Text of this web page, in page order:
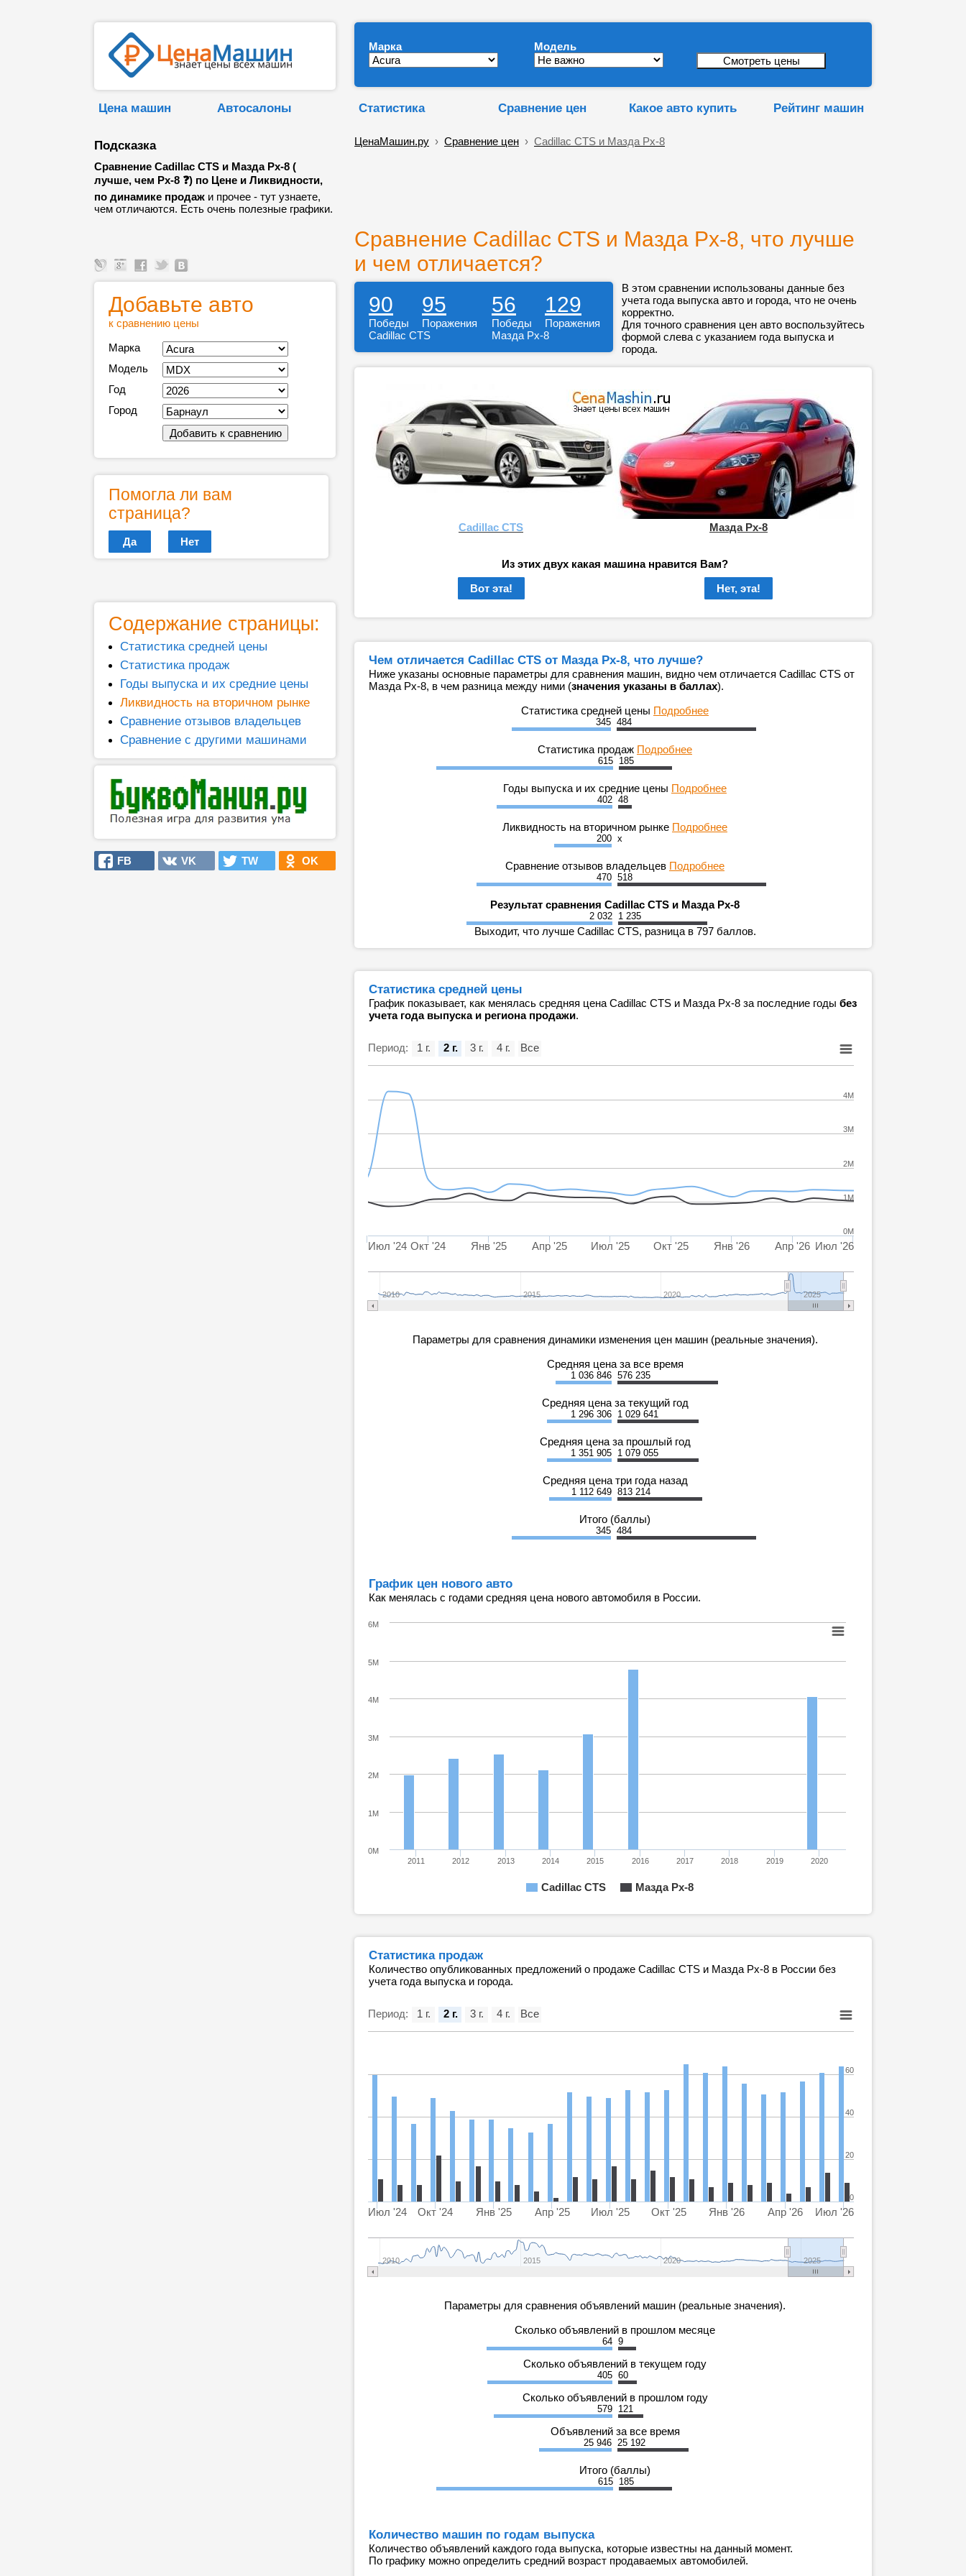
Марка Модель
Цена машин Автосалоны Статистика Сравнение цен Какое авто купить Рейтинг машин
Подсказка
Сравнение Cadillac CTS и Мазда Рх-8 (
лучше, чем Рх-8 ❓) по Цене и Ликвидности,
по динамике продаж и прочее - тут узнаете,
чем отличаются. Есть очень полезные графики.
ЦенаМашин.ру › Сравнение цен › Cadillac CTS и Мазда Рх-8
Сравнение Cadillac CTS и Мазда Рх-8, что лучше
и чем отличается?
Добавьте авто
к сравнению цены
Марка
Модель
Год
Город
Помогла ли вам
страница?
Да Нет
Содержание страницы:
Статистика средней цены
Статистика продаж
Годы выпуска и их средние цены
Ликвидность на вторичном рынке
Сравнение отзывов владельцев
Сравнение с другими машинами
FB VK TW OK
90 95 56 129
Победы Поражения Победы
Поражения
Cadillac CTS
Мазда Рх-8
В этом сравнении использованы данные без
учета года выпуска авто и города, что не очень
корректно.
Для точного сравнения цен авто воспользуйтесь
формой слева с указанием года выпуска и
города.
Cadillac CTS Мазда Рх-8
Из этих двух какая машина нравится Вам?
Вот эта!
Нет, эта!
Чем отличается Cadillac CTS от Мазда Рх-8, что лучше?
Ниже указаны основные параметры для сравнения машин, видно чем отличается Cadillac CTS от
Мазда Рх-8, в чем разница между ними (значения указаны в баллах).
Статистика средней цены Подробнее
345 484
Статистика продаж Подробнее
615 185
Годы выпуска и их средние цены Подробнее
402 48
Ликвидность на вторичном рынке Подробнее
200 x
Сравнение отзывов владельцев Подробнее
470 518
Результат сравнения Cadillac CTS и Мазда Рх-8
2 032 1 235
Выходит, что лучше Cadillac CTS, разница в 797 баллов.
Статистика средней цены
График показывает, как менялась средняя цена Cadillac CTS и Мазда Рх-8 за последние годы без
учета года выпуска и региона продажи.
Период:
Июл '24 Окт '24 Янв '25 Апр '25 Июл '25 Окт '25 Янв '26 Апр '26 Июл '26
2010 2015 2020 2025
1M
2M
3M
4M
0M
1 г. 2 г. 3 г. 4 г. Все
Параметры для сравнения динамики изменения цен машин (реальные значения).
Средняя цена за все время
1 036 846 576 235
Средняя цена за текущий год
1 296 306 1 029 641
Средняя цена за прошлый год
1 351 905 1 079 055
Средняя цена три года назад
1 112 649 813 214
Итого (баллы)
345 484
График цен нового авто
Как менялась с годами средняя цена нового автомобиля в России.
Cadillac CTS Мазда Рх-8
2011 2012 2013 2014 2015 2016 2017 2018 2019 2020
0M
1M
2M
3M
4M
5M
6M
Статистика продаж
Количество опубликованных предложений о продаже Cadillac CTS и Мазда Рх-8 в России без
учета года выпуска и города.
Период:
Июл '24 Окт '24 Янв '25 Апр '25 Июл '25 Окт '25 Янв '26 Апр '26 Июл '26
2010 2015 2020 2025
0
20
40
60
1 г. 2 г. 3 г. 4 г. Все
Параметры для сравнения объявлений машин (реальные значения).
Сколько объявлений в прошлом месяце
64 9
Сколько объявлений в текущем году
405 60
Сколько объявлений в прошлом году
579 121
Объявлений за все время
25 946 25 192
Итого (баллы)
615 185
Количество машин по годам выпуска
Количество объявлений каждого года выпуска, которые известны на данный момент.
По графику можно определить средний возраст продаваемых автомобилей.